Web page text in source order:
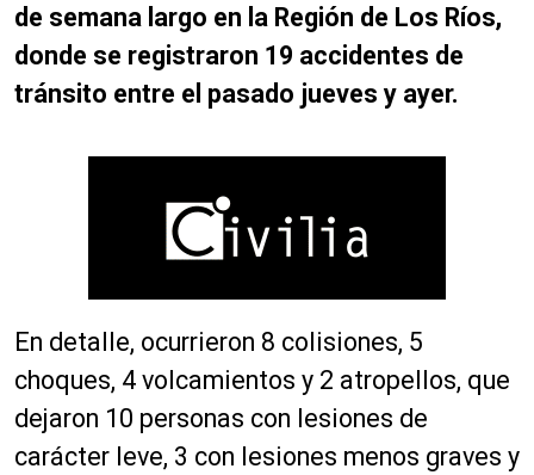
de semana largo en la Región de Los Ríos,
donde se registraron 19 accidentes de
tránsito entre el pasado jueves y ayer.
En detalle, ocurrieron 8 colisiones, 5
choques, 4 volcamientos y 2 atropellos, que
dejaron 10 personas con lesiones de
carácter leve, 3 con lesiones menos graves y